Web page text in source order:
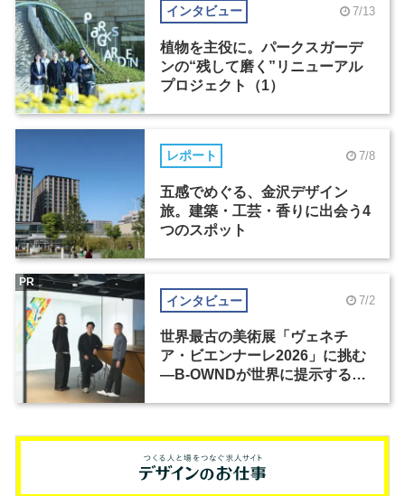
インタビュー 7/13
植物を主役に。パークスガーデ
ンの“残して磨く”リニューアル
プロジェクト（1）
レポート 7/8
五感でめぐる、金沢デザイン
旅。建築・工芸・香りに出会う4
つのスポット
インタビュー 7/2
世界最古の美術展「ヴェネチ
ア・ビエンナーレ2026」に挑む
―B-OWNDが世界に提示する美
PR